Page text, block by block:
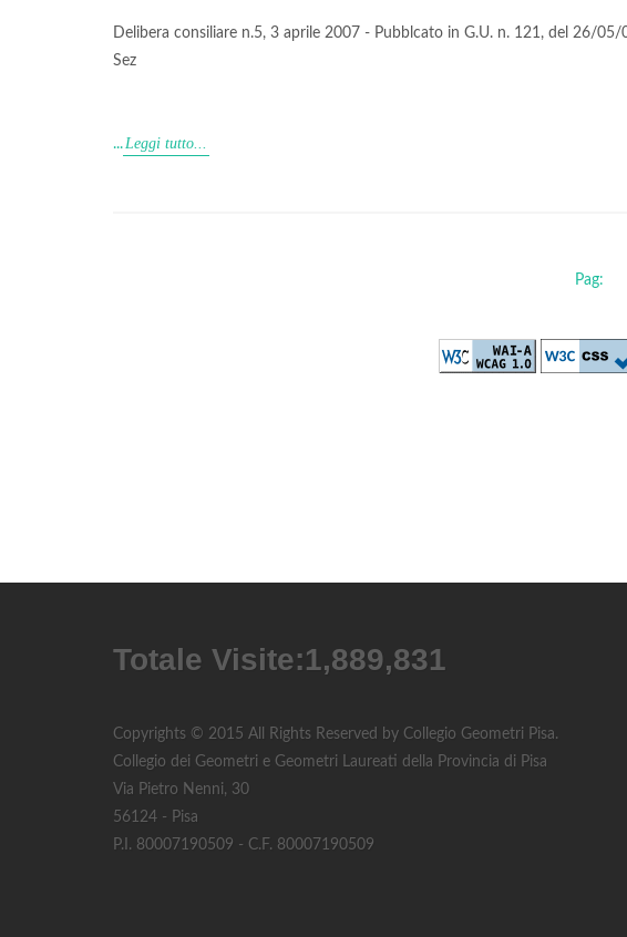
Delibera consiliare n.5, 3 aprile 2007 - Pubblcato in G.U. n. 121, del 26/
Sez
...Leggi tutto...
Pag:
Totale Visite:2,133,674
Copyrights © 2015 All Rights Reserved by Collegio Geometri Pisa.
Collegio dei Geometri e Geometri Laureati della Provincia di Pisa
Via Pietro Nenni, 30
56124 - Pisa
P.I. 80007190509 - C.F. 80007190509